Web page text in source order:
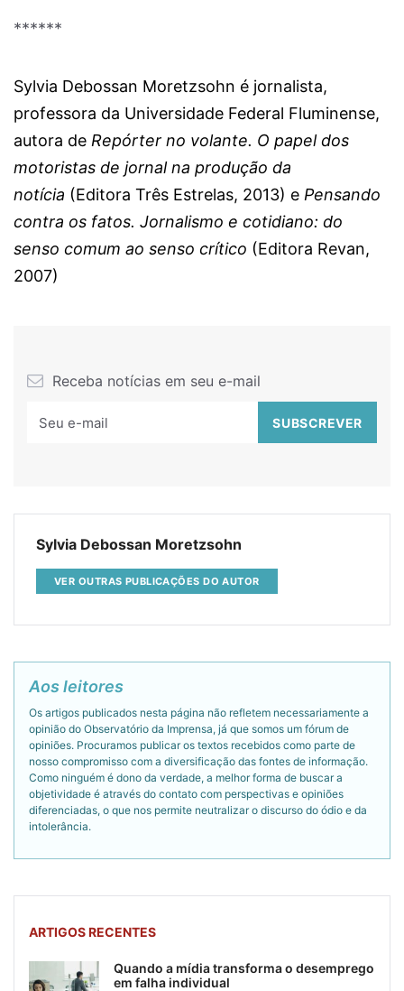
******
Sylvia Debossan Moretzsohn é jornalista,
professora da Universidade Federal Fluminense,
autora de Repórter no volante. O papel dos
motoristas de jornal na produção da
notícia (Editora Três Estrelas, 2013) e Pensando
contra os fatos. Jornalismo e cotidiano: do
senso comum ao senso crítico (Editora Revan,
2007)
Receba notícias em seu e-mail
Sylvia Debossan Moretzsohn
VER OUTRAS PUBLICAÇÕES DO AUTOR
Aos leitores
Os artigos publicados nesta página não refletem necessariamente a
opinião do Observatório da Imprensa, já que somos um fórum de
opiniões. Procuramos publicar os textos recebidos como parte de
nosso compromisso com a diversificação das fontes de informação.
Como ninguém é dono da verdade, a melhor forma de buscar a
objetividade é através do contato com perspectivas e opiniões
diferenciadas, o que nos permite neutralizar o discurso do ódio e da
intolerância.
ARTIGOS RECENTES
Quando a mídia transforma o desemprego
em falha individual